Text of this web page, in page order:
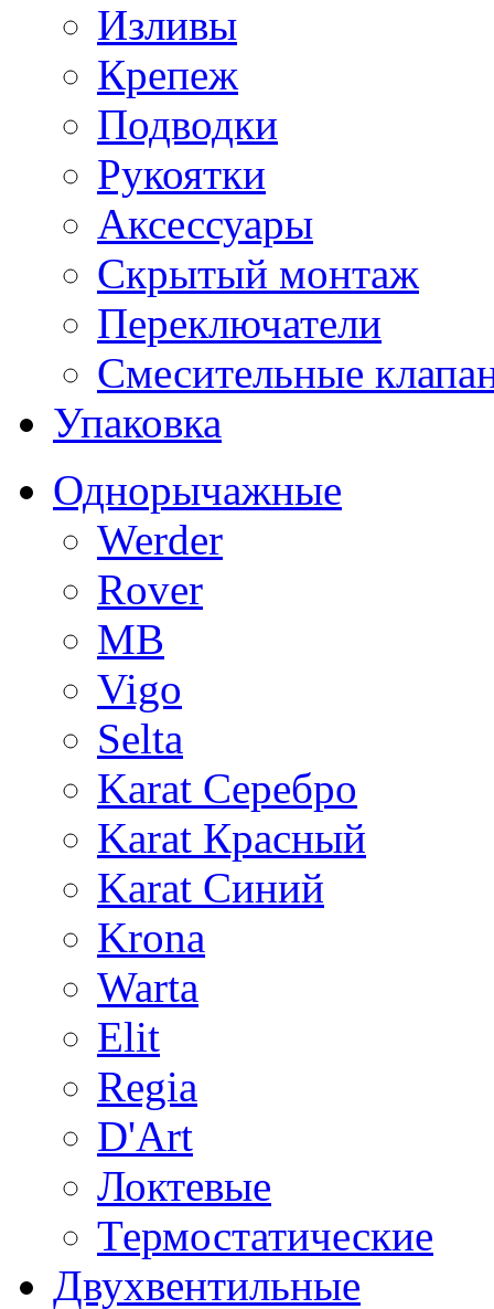
Изливы
Крепеж
Подводки
Рукоятки
Аксессуары
Скрытый монтаж
Переключатели
Смесительные
Упаковка
Однорычажные
Werder
Rover
MB
Vigo
Selta
Karat Серебро
Karat Красный
Karat Синий
Krona
Warta
Elit
Regia
D'Art
Локтевые
Термостатические
Двухвентильные